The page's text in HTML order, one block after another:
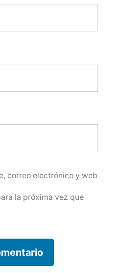
correo electrónico y web
la próxima vez que